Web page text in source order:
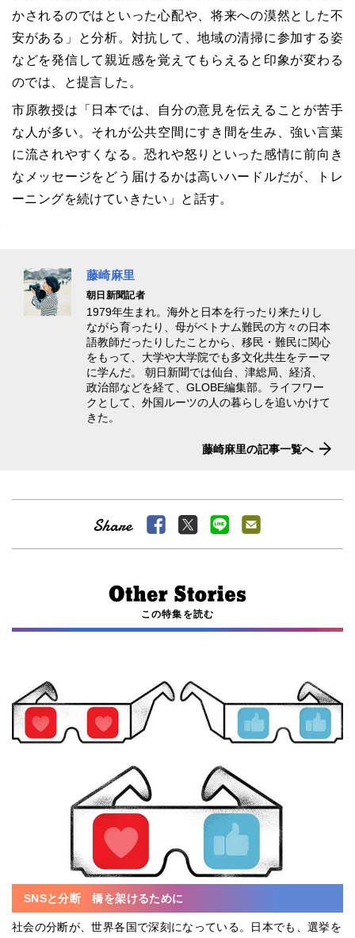
かされるのではといった心配や、将来への漠然とした不
安がある」と分析。対抗して、地域の清掃に参加する姿
などを発信して親近感を覚えてもらえると印象が変わる
のでは、と提言した。
市原教授は「日本では、自分の意見を伝えることが苦手
な人が多い。それが公共空間にすき間を生み、強い言葉
に流されやすくなる。恐れや怒りといった感情に前向き
なメッセージをどう届けるかは高いハードルだが、トレ
ーニングを続けていきたい」と話す。
藤崎麻里
朝日新聞記者
1979年生まれ。海外と日本を行ったり来たりし
ながら育ったり、母がベトナム難民の方々の日本
語教師だったりしたことから、移民・難民に関心
をもって、大学や大学院でも多文化共生をテーマ
に学んだ。 朝日新聞では仙台、津総局、経済、
政治部などを経て、GLOBE編集部。ライフワー
クとして、外国ルーツの人の暮らしを追いかけて
きた。
藤崎麻里の記事一覧へ
この特集を読む
SNSと分断 橋を架けるために
社会の分断が、世界各国で深刻になっている。日本でも、選挙を